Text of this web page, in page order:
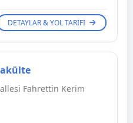
DETAYLAR & YOL TARIFI
Fahrettin Kerim